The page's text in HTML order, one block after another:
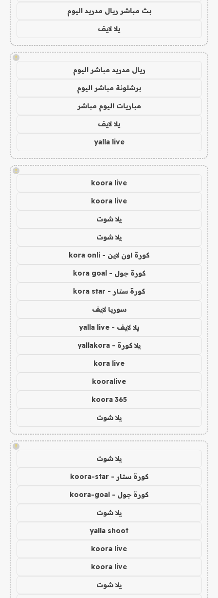
بث مباشر ريال مدريد اليوم
يلا لايف
!
ريال مدريد مباشر اليوم
برشلونة مباشر اليوم
مباريات اليوم مباشر
يلا لايف
yalla live
!
koora live
koora live
يلا شوت
يلا شوت
كورة اون لاين - kora onli
كورة جول - kora goal
كورة ستار - kora star
سوريا لايف
يلا لايف - yalla live
يلا كورة - yallakora
kora live
kooralive
koora 365
يلا شوت
!
يلا شوت
كورة ستار - koora-star
كورة جول - koora-goal
يلا شوت
yalla shoot
koora live
koora live
يلا شوت